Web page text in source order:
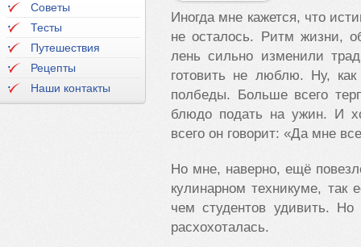
Советы
Тесты
Путешествия
Рецепты
Наши контакты
Иногда мне кажется, что
не осталось. Ритм жизни,
лень сильно изменили
готовить не люблю. Ну,
полбеды. Больше всего
блюдо подать на ужин. И
всего он говорит: «Да мне
Но мне, наверно, ещё
кулинарном техникуме, так
чем студентов удивить.
расхохоталась.